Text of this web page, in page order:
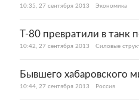
10:35, 27 сентября 2013 Экономика
Т-80 превратили в танк
10:42, 27 сентября 2013 Силовые
Бывшего хабаровского
10:44, 27 сентября 2013 Россия